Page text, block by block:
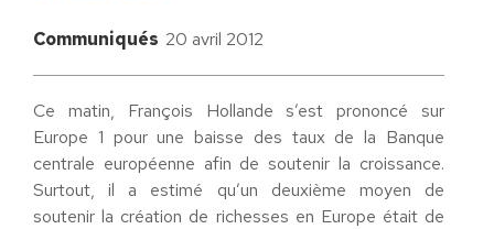
Communiqués 20 avril 2012
Ce matin, François Hollande s’est prononcé sur
Europe 1 pour une baisse des taux de la Banque
centrale européenne afin de soutenir la croissance.
Surtout, il a estimé qu’un deuxième moyen de
soutenir la création de richesses en Europe était de